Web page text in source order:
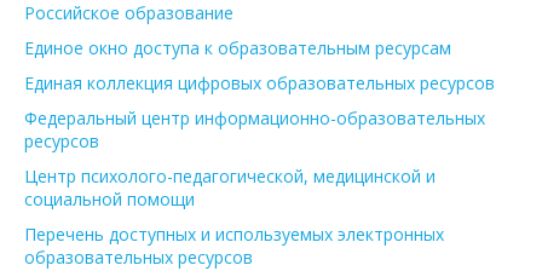
Российское образование
Единое окно доступа к образовательным ресурсам
Единая коллекция цифровых образовательных ресурсов
Федеральный центр информационно-образовательных
ресурсов
Центр психолого-педагогической, медицинской и
социальной помощи
Перечень доступных и используемых электронных
образовательных ресурсов